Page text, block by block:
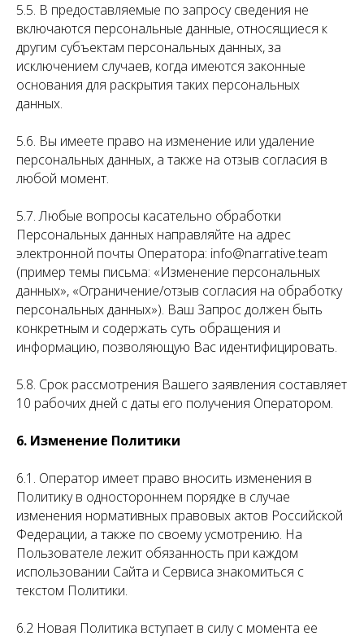
5.5. В предоставляемые по запросу сведения не
включаются персональные данные, относящиеся к
другим субъектам персональных данных, за
исключением случаев, когда имеются законные
основания для раскрытия таких персональных
данных.
5.6. Вы имеете право на изменение или удаление
персональных данных, а также на отзыв согласия в
любой момент.
5.7. Любые вопросы касательно обработки
Персональных данных направляйте на адрес
электронной почты Оператора: info@narrative.team
(пример темы письма: «Изменение персональных
данных», «Ограничение/отзыв согласия на обработку
персональных данных»). Ваш Запрос должен быть
конкретным и содержать суть обращения и
информацию, позволяющую Вас идентифицировать.
5.8. Срок рассмотрения Вашего заявления составляет
10 рабочих дней с даты его получения Оператором.
6. Изменение Политики
6.1. Оператор имеет право вносить изменения в
Политику в одностороннем порядке в случае
изменения нормативных правовых актов Российской
Федерации, а также по своему усмотрению. На
Пользователе лежит обязанность при каждом
использовании Сайта и Сервиса знакомиться с
текстом Политики.
6.2 Новая Политика вступает в силу с момента ее